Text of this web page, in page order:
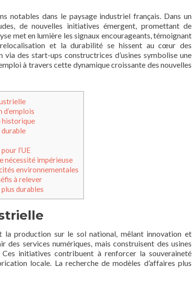
notables dans le paysage industriel français. Dans un
de nouvelles initiatives émergent, promettant de
met en lumière les signaux encourageants, témoignant
relocalisation et la durabilité se hissent au cœur des
des start-ups constructrices d’usines symbolise une
à travers cette dynamique croissante des nouvelles
historique
l’UE
nécessité impérieuse
environnementales
à relever
durables
la production sur le sol national, mêlant innovation et
services numériques, mais construisent des usines
initiatives contribuent à renforcer la souveraineté
locale. La recherche de modèles d’affaires plus